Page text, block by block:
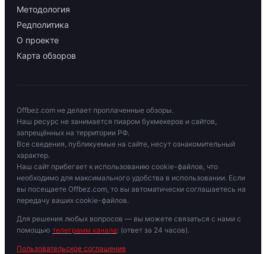
Методология
Редполитика
О проекте
Карта обзоров
Offbez.com не делает проплаченные обзоры.
Наш ресурс не занимается пиаром букмекеров и сайтов,
запрещённых на территории РФ.
Все сведения, публикуемые на сайте, несут ознакомительный
характер.
Наш сайт прибегает к использованию cookie-файлов, что
необходимо для максимального удобства в использовании. Если
вы посещаете Offbez.com, то вы автоматически соглашаетесь на
передачу ваших cookie-файлов.
Для решения любых вопросов — вы можете связаться с нами с
помощью телеграмм канала: (ответ за 24 часов).
Пользовательское соглашение